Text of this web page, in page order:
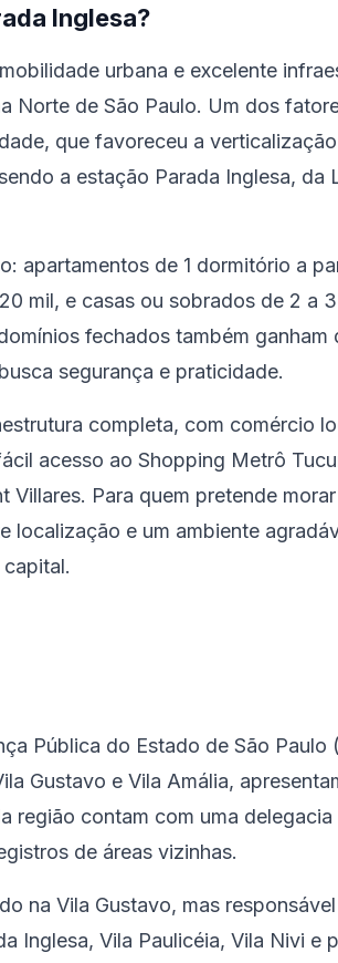
Inglesa?
urbana e excelente
Norte de São Paulo. Um dos
que favoreceu a
a estação Parada Inglesa, da
apartamentos de 1 dormitório a
mil, e casas ou sobrados de 2 a
fechados também
segurança e praticidade.
completa, com comércio
acesso ao Shopping Metrô
Para quem pretende
localização e um ambiente
Pública do Estado de São Paulo
Gustavo e Vila Amália,
região contam com uma
de áreas vizinhas.
na Vila Gustavo, mas
Inglesa, Vila Paulicéia, Vila Nivi e